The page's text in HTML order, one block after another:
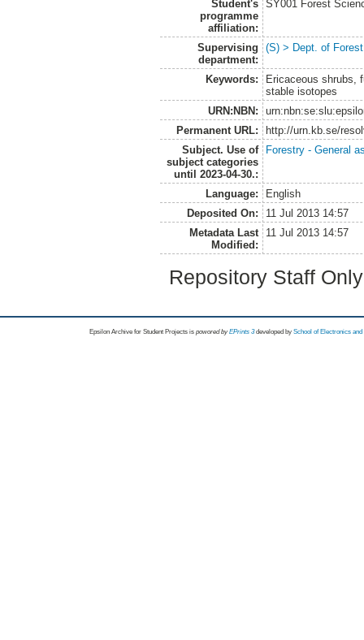
Student's
programme
affiliation:
SY001 Forest
Supervising
department:
(S) > Dept. of
Keywords:
Ericaceous shrubs,
stable isotopes
URN:NBN:
Permanent URL:
http://urn.kb.se/
Subject. Use of
subject categories
until 2023-04-30.:
Forestry - General
Language:
English
Deposited On:
11 Jul 2013 14:57
Metadata Last
Modified:
11 Jul 2013 14:57
Repository Staff
Epsilon Archive for Student Projects is powored byEPrints 3 developed by School of Electronics